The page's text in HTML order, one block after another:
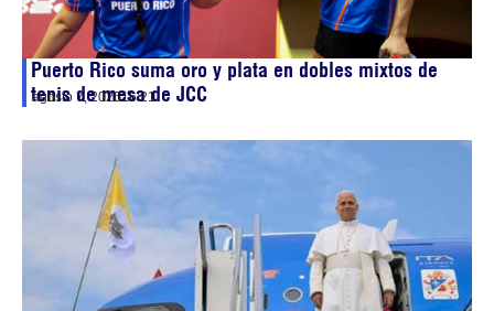
Puerto Rico suma oro y plata en dobles mixtos de
tenis de mesa de JCC
agosto 7, 202616:21